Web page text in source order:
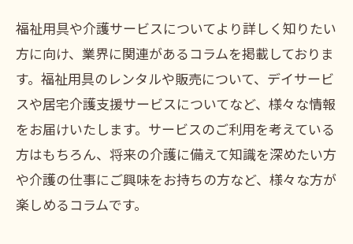
福祉用具や介護サービスについてより詳しく知りたい
方に向け、業界に関連があるコラムを掲載しておりま
す。福祉用具のレンタルや販売について、デイサービ
スや居宅介護支援サービスについてなど、様々な情報
をお届けいたします。サービスのご利用を考えている
方はもちろん、将来の介護に備えて知識を深めたい方
や介護の仕事にご興味をお持ちの方など、様々な方が
楽しめるコラムです。